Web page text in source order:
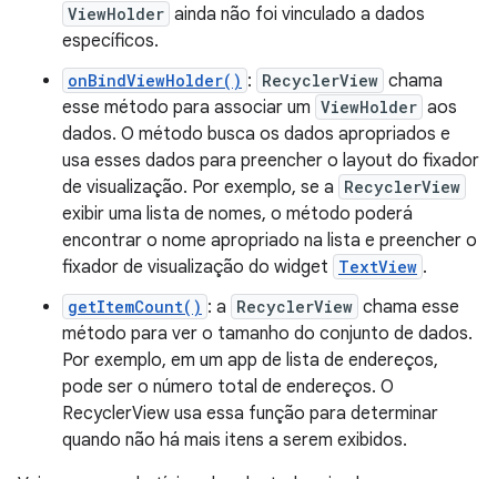
ViewHolder ainda não foi vinculado a dados
específicos.
onBindViewHolder() : RecyclerView chama
esse método para associar um ViewHolder aos
dados. O método busca os dados apropriados e
usa esses dados para preencher o layout do fixador
de visualização. Por exemplo, se a RecyclerView
exibir uma lista de nomes, o método poderá
encontrar o nome apropriado na lista e preencher o
fixador de visualização do widget TextView .
getItemCount() : a RecyclerView chama esse
método para ver o tamanho do conjunto de dados.
Por exemplo, em um app de lista de endereços,
pode ser o número total de endereços. O
RecyclerView usa essa função para determinar
quando não há mais itens a serem exibidos.